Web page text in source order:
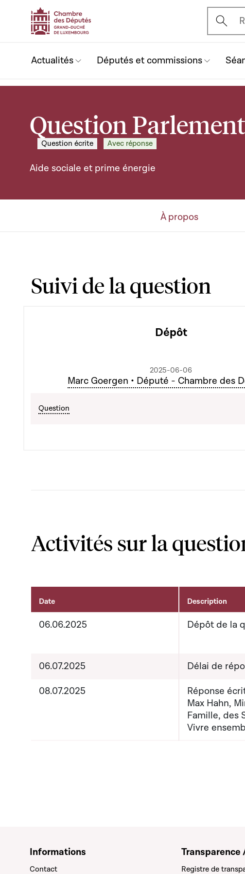
Ouvrir
Actualités Députés et commissions
Question
Question écrite Avec réponse
Aide sociale et prime énergie
À propos
Suivi de la question
Dépôt
2025-06-06
Marc Goergen • Député - Chambre des
Question
Activités sur la
Activités liées au dossier
Date Description
06.06.2025 Dépôt de la
06.07.2025
Délai de
08.07.2025
Réponse
Max Hahn,
Famille, des
Vivre
Informations
Contact
Transparence
Registre de